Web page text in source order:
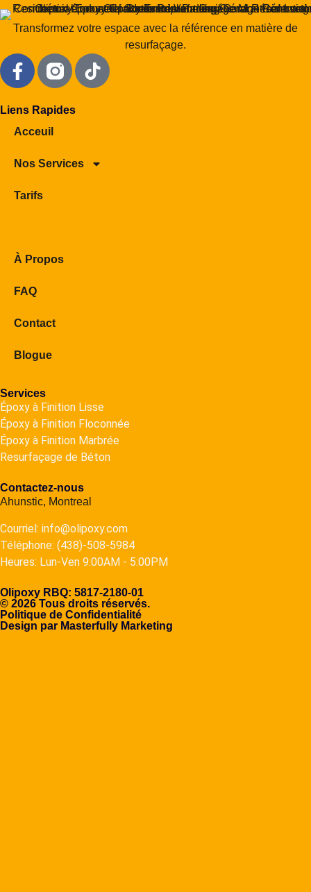
Transformez votre espace avec la référence en matière de
resurfaçage.
Liens Rapides
Acceuil
Nos Services
Tarifs
À Propos
FAQ
Contact
Blogue
Services
Époxy à Finition Lisse
Époxy à Finition Floconnée
Époxy à Finition Marbrée
Resurfaçage de Béton
Contactez-nous
Ahunstic, Montreal
Courriel: info@olipoxy.com
Téléphone: (438)-508-5984
Heures: Lun-Ven 9:00AM - 5:00PM
Olipoxy RBQ: 5817-2180-01
© 2026 Tous droits réservés.
Politique de Confidentialité
Design par Masterfully Marketing